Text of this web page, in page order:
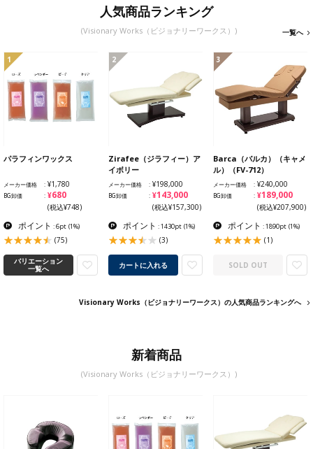
人気商品ランキング
(Visionary Works（ビジョナリーワークス）) 一覧へ
1
パラフィンワックス
メーカー価格 ¥1,780
BG卸価 ¥680
(税込¥748)
ポイント : 6pt (1%)
(75)
バリエーション
一覧へ
2
Zirafee（ジラフィー）ア
イボリー
メーカー価格 ¥198,000
BG卸価 ¥143,000
(税込¥157,300)
ポイント : 1430pt (1%)
(3)
カートに入れる
3
Barca（バルカ）（キャメ
ル）（FV-712）
メーカー価格 ¥240,000
BG卸価 ¥189,000
(税込¥207,900)
ポイント : 1890pt (1%)
(1)
SOLD OUT
Visionary Works（ビジョナリーワークス）の人気商品ランキングへ
新着商品
(Visionary Works（ビジョナリーワークス）)